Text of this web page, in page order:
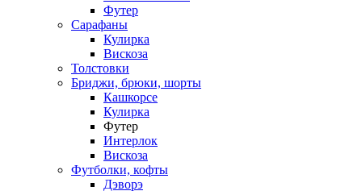
Футер
Сарафаны
Кулирка
Вискоза
Толстовки
Бриджи, брюки, шорты
Кашкорсе
Кулирка
Футер
Интерлок
Вискоза
Футболки, кофты
Дэворэ